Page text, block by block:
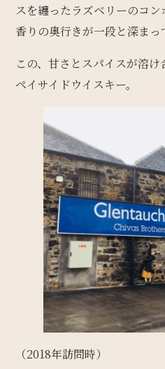
スを纏ったラズベリーのコン
香りの奥行きが一段と深まっ
この、甘さとスパイスが溶
ペイサイドウイスキー。
（2018年訪問時）